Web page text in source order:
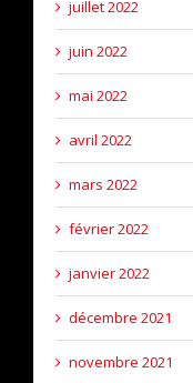
juillet 2022
juin 2022
mai 2022
avril 2022
mars 2022
février 2022
janvier 2022
décembre 2021
novembre 2021